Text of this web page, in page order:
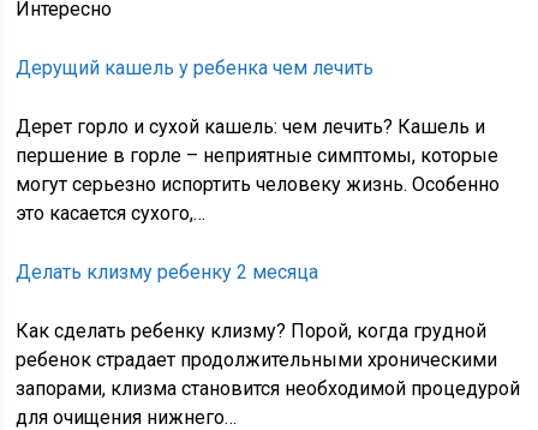
Интересно
Дерущий кашель у ребенка чем лечить
Дерет горло и сухой кашель: чем лечить? Кашель и
першение в горле – неприятные симптомы, которые
могут серьезно испортить человеку жизнь. Особенно
это касается сухого,…
Делать клизму ребенку 2 месяца
Как сделать ребенку клизму? Порой, когда грудной
ребенок страдает продолжительными хроническими
запорами, клизма становится необходимой процедурой
для очищения нижнего…